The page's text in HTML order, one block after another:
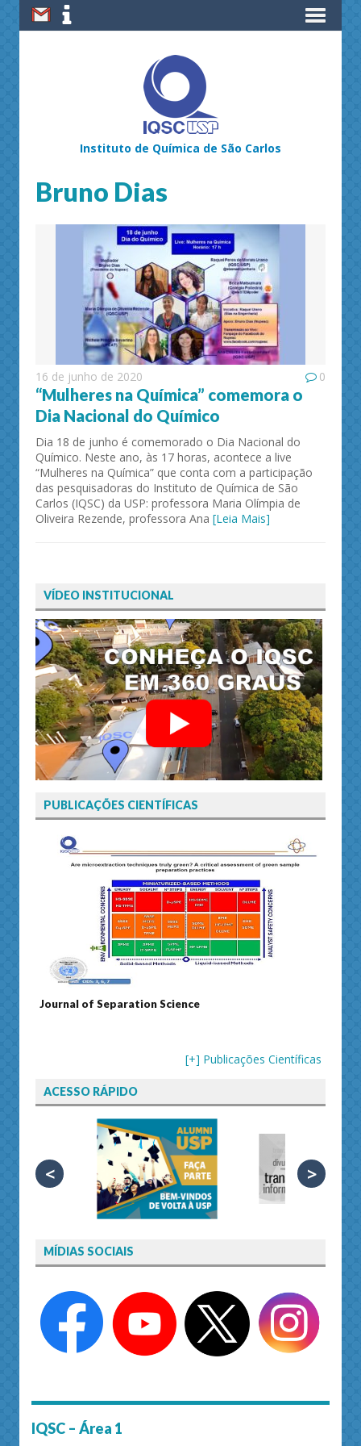
Instituto de Química de São Carlos
Bruno Dias
16 de junho de 2020 0
“Mulheres na Química” comemora o
Dia Nacional do Químico
Dia 18 de junho é comemorado o Dia Nacional do
Químico. Neste ano, às 17 horas, acontece a live
“Mulheres na Química” que conta com a participação
das pesquisadoras do Instituto de Química de São
Carlos (IQSC) da USP: professora Maria Olímpia de
Oliveira Rezende, professora Ana [Leia Mais]
VÍDEO INSTITUCIONAL
PUBLICAÇÕES CIENTÍFICAS
Journal of Separation Science
[+] Publicações Científicas
ACESSO RÁPIDO
< >
MÍDIAS SOCIAIS
IQSC – Área 1